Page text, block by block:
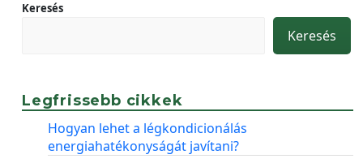
Keresés
Keresés
Legfrissebb cikkek
Hogyan lehet a légkondicionálás
energiahatékonyságát javítani?